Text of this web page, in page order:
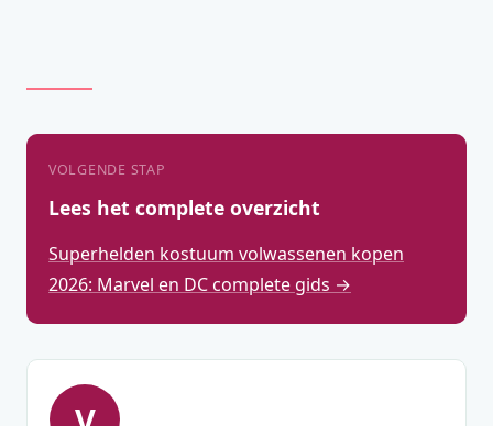
VOLGENDE STAP
Lees het complete overzicht
Superhelden kostuum volwassenen kopen
2026: Marvel en DC complete gids →